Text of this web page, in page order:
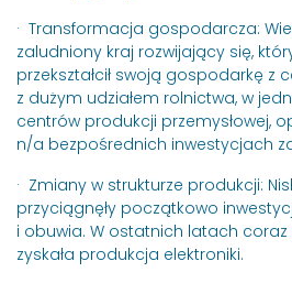
· Transformacja gospodarcza:
zaludniony kraj rozwijający się,
przekształcił swoją gospodarkę z
z dużym udziałem rolnictwa, w
centrów produkcji przemysłowej,
n/a bezpośrednich inwestycjach
· Zmiany w strukturze produkcji:
przyciągnęły początkowo
i obuwia. W ostatnich latach coraz
zyskała produkcja elektroniki.